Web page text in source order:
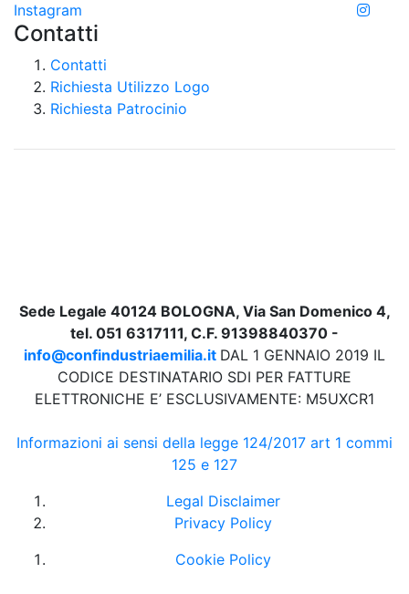
Instagram
Contatti
Contatti
Richiesta Utilizzo Logo
Richiesta Patrocinio
Sede Legale 40124 BOLOGNA, Via San Domenico 4,
tel. 051 6317111, C.F. 91398840370 -
info@confindustriaemilia.it DAL 1 GENNAIO 2019 IL
CODICE DESTINATARIO SDI PER FATTURE
ELETTRONICHE E’ ESCLUSIVAMENTE: M5UXCR1
Informazioni ai sensi della legge 124/2017 art 1 commi
125 e 127
Legal Disclaimer
Privacy Policy
Cookie Policy